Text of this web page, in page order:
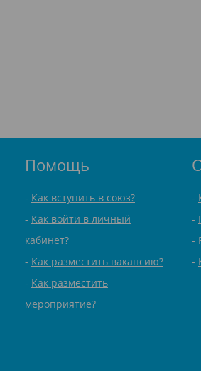
Помощь
Как вступить в союз?
Как войти в личный
кабинет?
Как разместить вакансию?
Как разместить
мероприятие?